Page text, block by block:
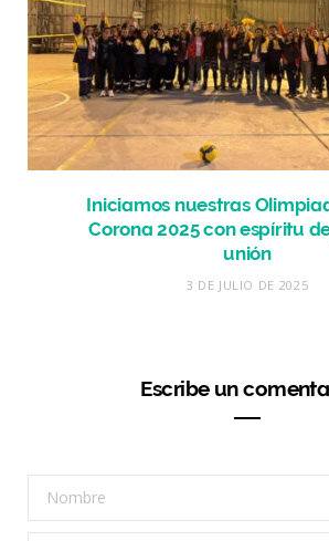
Iniciamos nuestras
Corona 2025 con espíritu
unión
3 DE JULIO DE 2025
Escribe un